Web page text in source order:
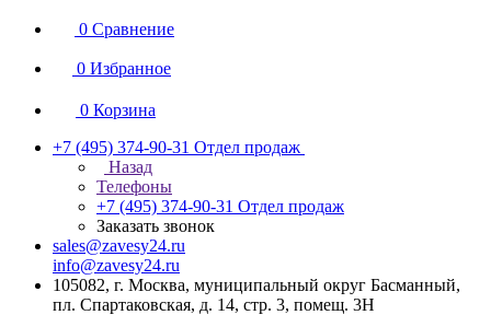
0 Сравнение
0 Избранное
0 Корзина
+7 (495) 374-90-31 Отдел продаж
Назад
Телефоны
+7 (495) 374-90-31 Отдел продаж
Заказать звонок
sales@zavesy24.ru
info@zavesy24.ru
105082, г. Москва, муниципальный округ Басманный,
пл. Спартаковская, д. 14, стр. 3, помещ. 3Н